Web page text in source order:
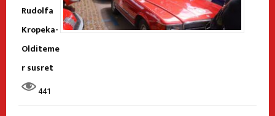
Rudolfa
Kropeka-
Olditeme
r susret
441